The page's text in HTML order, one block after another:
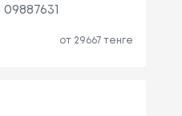
от 29667 тенге